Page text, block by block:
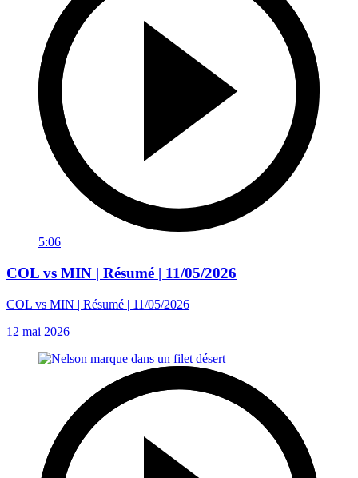
5:06
COL vs MIN | Résumé | 11/05/2026
COL vs MIN | Résumé | 11/05/2026
12 mai 2026